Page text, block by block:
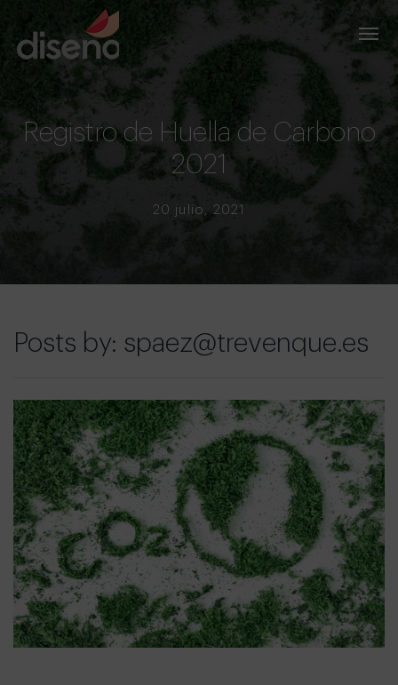
Registro de Huella de Carbono
2021
20 julio, 2021
Posts by: spaez@trevenque.es